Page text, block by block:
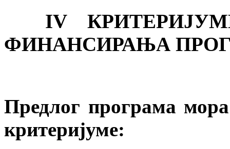
IV
ФИНАНСИРАЊА
Предлог програма
критеријуме: